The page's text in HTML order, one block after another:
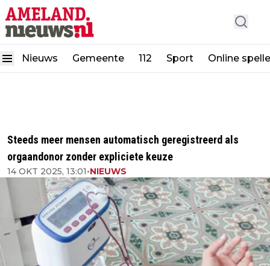
Nieuws Gemeente 112 Sport Online
Steeds meer mensen automatisch geregistreerd als
orgaandonor zonder expliciete keuze
14 OKT 2025, 13:01•NIEUWS